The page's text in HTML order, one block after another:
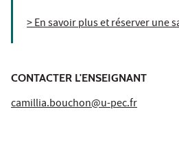
> En savoir plus et réserver une
CONTACTER L'ENSEIGNANT
camillia.bouchon@u-pec.fr